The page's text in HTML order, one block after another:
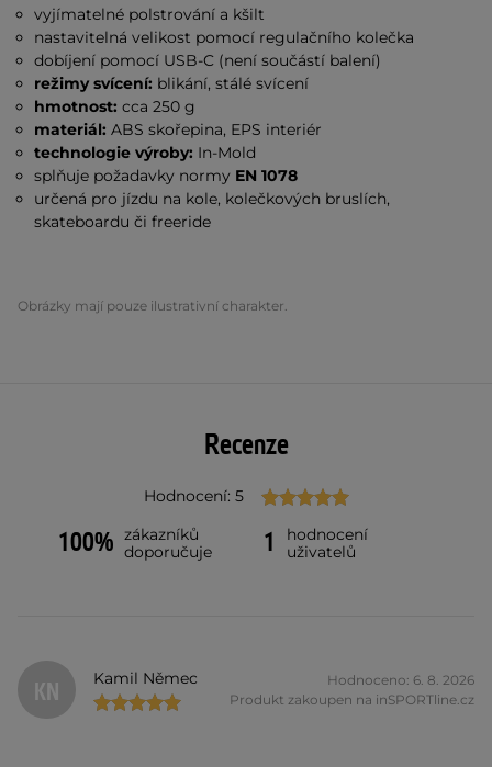
vyjímatelné polstrování a kšilt
nastavitelná velikost pomocí regulačního kolečka
dobíjení pomocí USB-C (není součástí balení)
režimy svícení: blikání, stálé svícení
hmotnost: cca 250 g
materiál:ABS skořepina, EPS interiér
technologie výroby: In-Mold
splňuje požadavky normy EN 1078
určená pro jízdu na kole, kolečkových bruslích,
skateboardu či freeride
Obrázky mají pouze ilustrativní charakter.
Recenze
Hodnocení: 5
100% zákazníků
doporučuje
1
hodnocení
uživatelů
KN Kamil Němec
Hodnoceno: 6. 8. 2026
Produkt zakoupen na inSPORTline.cz